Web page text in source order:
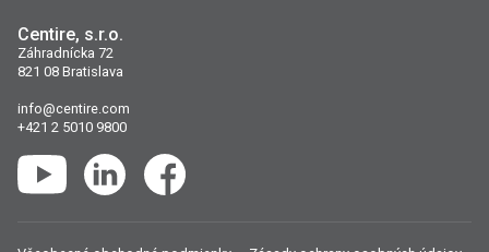
Centire, s.r.o.
Záhradnícka 72
821 08 Bratislava
info@centire.com
+421 2 5010 9800
YouTube LinkedIn Facebook